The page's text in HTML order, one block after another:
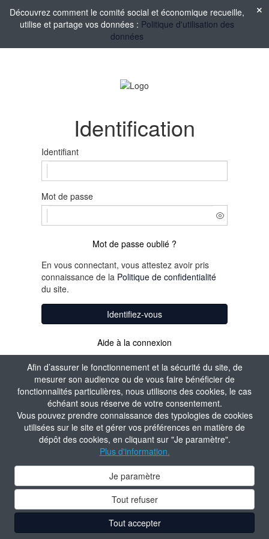
Afin d’assurer le fonctionnement et la sécurité du site, de
mesurer son audience ou de vous faire bénéficier de
fonctionnalités particulières, nous utilisons des cookies, le cas
échéant sous réserve de votre consentement.
Vous pouvez prendre connaissance des typologies de cookies
utilisées sur le site et gérer vos préférences en matière de
dépôt des cookies, en cliquant sur "Je paramètre".
Plus d'information.
Je paramètre
Tout refuser
Tout accepter
Découvrez comment le comité social et économique recueille,
utilise et partage vos données : Politique d'utilisation des
données
Identification
Identifiant
Mot de passe
Mot de passe oublié ?
En vous connectant, vous attestez avoir pris
connaissance de la Politique de confidentialité
du site.
Identifiez-vous
Aide à la connexion